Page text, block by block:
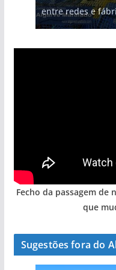
entre redes e
Fecho da passagem de
que
Sugestões fora do